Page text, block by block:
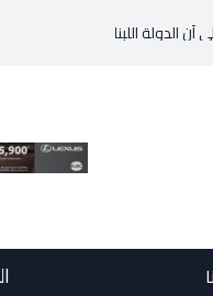
اللبنانية حاولت احتواء